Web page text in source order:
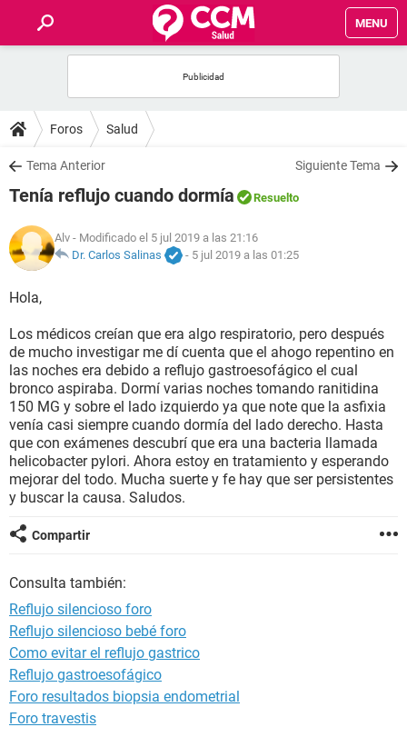
MENU
FOROS
SALUD
NUTRICIÓN
BIENESTAR
SEXUALIDAD
GLOSARIO
Foros Salud
Tema Anterior Siguiente Tema
Tenía reflujo cuando dormía Resuelto
Alv - Modificado el 5 jul 2019 a las 21:16
Dr. Carlos Salinas
- 5 jul 2019 a las 01:25
Hola,
Los médicos creían que era algo respiratorio, pero después
de mucho investigar me dí cuenta que el ahogo repentino en
las noches era debido a reflujo gastroesofágico el cual
bronco aspiraba. Dormí varias noches tomando ranitidina
150 MG y sobre el lado izquierdo ya que note que la asfixia
venía casi siempre cuando dormía del lado derecho. Hasta
que con exámenes descubrí que era una bacteria llamada
helicobacter pylori. Ahora estoy en tratamiento y esperando
mejorar del todo. Mucha suerte y fe hay que ser persistentes
y buscar la causa. Saludos.
Compartir
Consulta también:
Reflujo silencioso foro
Reflujo silencioso bebé foro
Como evitar el reflujo gastrico
Reflujo gastroesofágico
Foro resultados biopsia endometrial
Foro travestis